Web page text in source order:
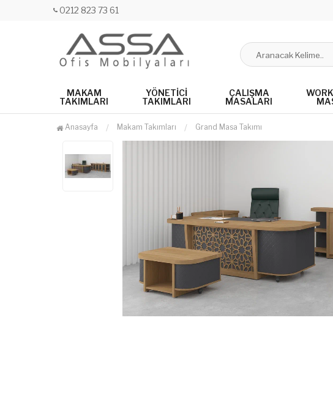
0212 823 73 61
MAKAM
TAKIMLARI
YÖNETICI
TAKIMLARI
ÇALIŞMA
MASALARI
Anasayfa Makam Takımları Grand Masa Takımı